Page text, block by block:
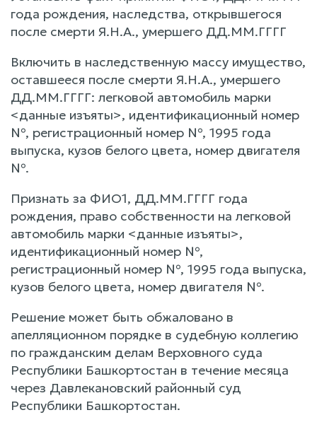
года рождения, наследства, открывшегося
после смерти Я.Н.А., умершего ДД.ММ.ГГГГ
Включить в наследственную массу имущество,
оставшееся после смерти Я.Н.А., умершего
ДД.ММ.ГГГГ: легковой автомобиль марки
<данные изъяты>, идентификационный номер
№, регистрационный номер №, 1995 года
выпуска, кузов белого цвета, номер двигателя
№.
Признать за ФИО1, ДД.ММ.ГГГГ года
рождения, право собственности на легковой
автомобиль марки <данные изъяты>,
идентификационный номер №,
регистрационный номер №, 1995 года выпуска,
кузов белого цвета, номер двигателя №.
Решение может быть обжаловано в
апелляционном порядке в судебную коллегию
по гражданским делам Верховного суда
Республики Башкортостан в течение месяца
через Давлекановский районный суд
Республики Башкортостан.